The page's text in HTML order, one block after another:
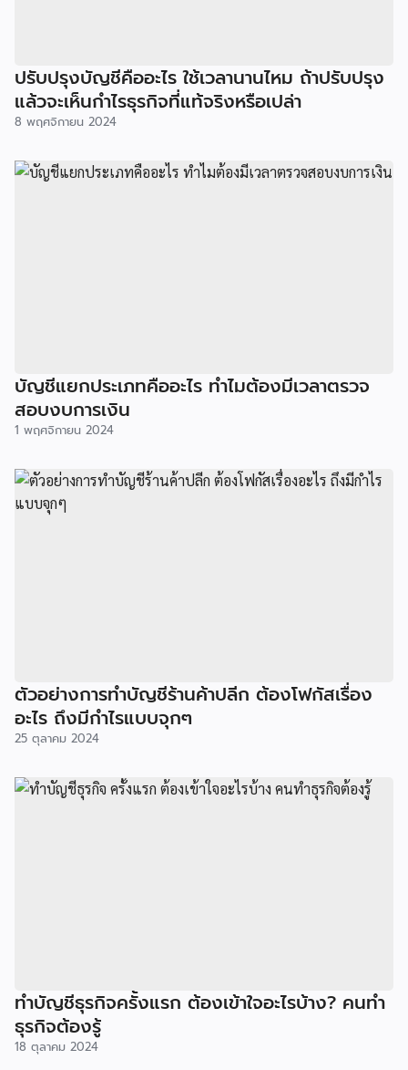
ปรับปรุงบัญชีคืออะไร ใช้เวลานานไหม ถ้าปรับปรุง
แล้วจะเห็นกำไรธุรกิจที่แท้จริงหรือเปล่า
8 พฤศจิกายน 2024
บัญชีแยกประเภทคืออะไร ทำไมต้องมีเวลาตรวจ
สอบงบการเงิน
1 พฤศจิกายน 2024
ตัวอย่างการทำบัญชีร้านค้าปลีก ต้องโฟกัสเรื่อง
อะไร ถึงมีกำไรแบบจุกๆ
25 ตุลาคม 2024
ทำบัญชีธุรกิจครั้งแรก ต้องเข้าใจอะไรบ้าง? คนทำ
ธุรกิจต้องรู้
18 ตุลาคม 2024